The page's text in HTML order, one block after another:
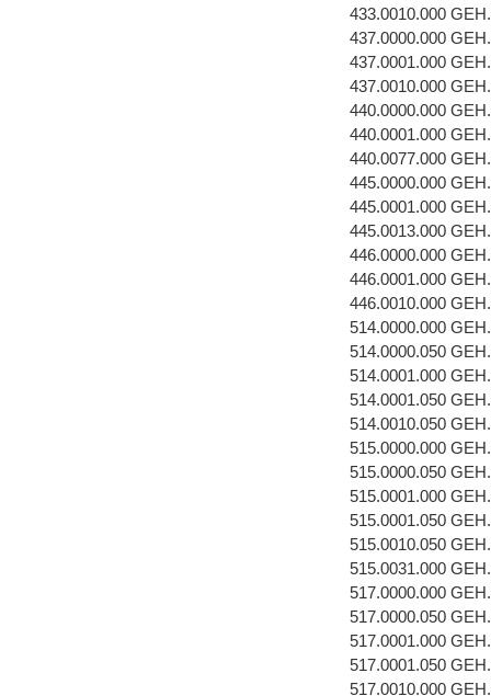
433.0010.000
437.0000.000
437.0001.000
437.0010.000
440.0000.000
440.0001.000
440.0077.000
445.0000.000
445.0001.000
445.0013.000
446.0000.000
446.0001.000
446.0010.000
514.0000.000
514.0000.050
514.0001.000
514.0001.050
514.0010.050
515.0000.000
515.0000.050
515.0001.000
515.0001.050
515.0010.050
515.0031.000
517.0000.000
517.0000.050
517.0001.000
517.0001.050
517.0010.000